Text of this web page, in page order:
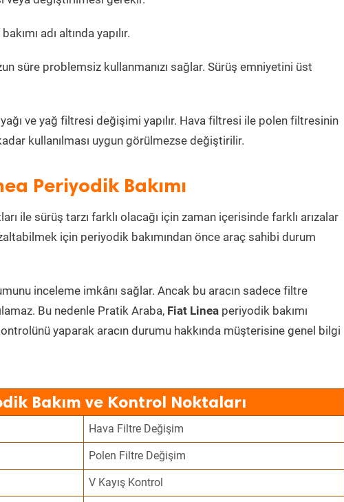
adı altında yapılır.
süre problemsiz kullanmanızı sağlar. Sürüş emniyetini üst
ve yağ filtresi değişimi yapılır. Hava filtresi ile polen filtresinin
kullanılması uygun görülmezse değiştirilir.
Periyodik Bakımı
ile sürüş tarzı farklı olacağı için zaman içerisinde farklı arızalar
için periyodik bakımından önce araç sahibi durum
inceleme imkânı sağlar. Ancak bu aracın sadece filtre
Bu nedenle Pratik Araba, Fiat Linea periyodik bakımı
yaparak aracın durumu hakkında müşterisine genel bilgi
Bakım ve Kontrol Noktaları
Hava Filtre Değişim
Polen Filtre Değişim
V Kayış Kontrol